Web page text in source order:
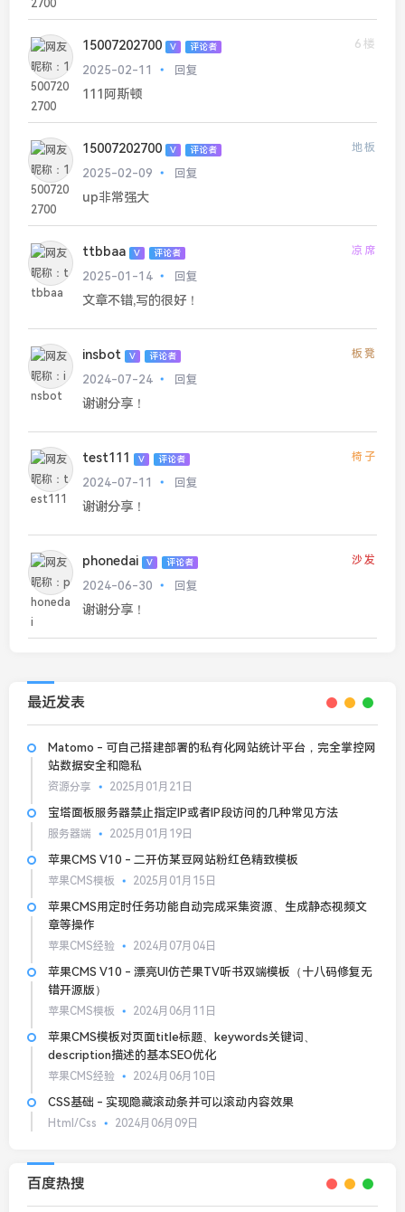
15007202700 V 评论者
6楼
2025-02-11
回复
111阿斯顿
15007202700 V 评论者 地板
2025-02-09 回复
up非常强大
ttbbaa V 评论者 凉席
2025-01-14 回复
文章不错,写的很好！
insbot V 评论者 板凳
2024-07-24 回复
谢谢分享！
test111 V 评论者 椅子
2024-07-11 回复
谢谢分享！
phonedai V 评论者 沙发
2024-06-30 回复
谢谢分享！
最近发表
Matomo - 可自己搭建部署的私有化网站统计平台，完全掌控网
站数据安全和隐私
资源分享 2025月01月21日
宝塔面板服务器禁止指定IP或者IP段访问的几种常见方法
服务器端 2025月01月19日
苹果CMS V10 - 二开仿某豆网站粉红色精致模板
苹果CMS模板 2025月01月15日
苹果CMS用定时任务功能自动完成采集资源、生成静态视频文
章等操作
苹果CMS经验 2024月07月04日
苹果CMS V10 - 漂亮UI仿芒果TV听书双端模板（十八码修复无
错开源版）
苹果CMS模板 2024月06月11日
苹果CMS模板对页面title标题、keywords关键词、
description描述的基本SEO优化
苹果CMS经验 2024月06月10日
CSS基础 - 实现隐藏滚动条并可以滚动内容效果
Html/Css 2024月06月09日
百度热搜